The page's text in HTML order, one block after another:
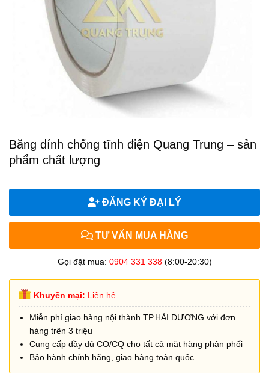
Băng dính chống tĩnh điện Quang Trung – sản
phẩm chất lượng
ĐĂNG KÝ ĐẠI LÝ
TƯ VẤN MUA HÀNG
Gọi đặt mua: 0904 331 338(8:00-20:30)
Khuyến mại: Liên hệ
Miễn phí giao hàng nội thành TP.HẢI DƯƠNG với đơn
hàng trên 3 triệu
Cung cấp đầy đủ CO/CQ cho tất cả mặt hàng phân phối
Bảo hành chính hãng, giao hàng toàn quốc